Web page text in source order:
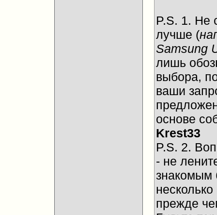
P.S. 1. Не
лучше (
Samsung
лишь
выбора,
ваши
основе
Krest33
P.S. 2.
- не
знакомым
прежде